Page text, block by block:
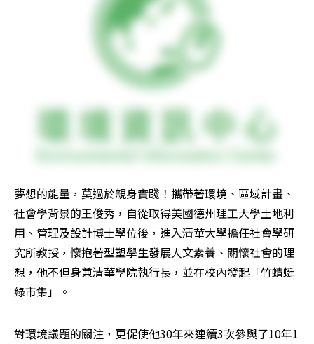
夢想的能量，莫過於親身實踐！攜帶著環境、區域計畫、
社會學背景的王俊秀，自從取得美國德州理工大學土地利
用、管理及設計博士學位後，進入清華大學擔任社會學研
究所教授，懷抱著型塑學生發展人文素養、關懷社會的理
想，他不但身兼清華學院執行長，並在校內發起「竹蜻蜓
綠市集」。
對環境議題的關注，更促使他30年來連續3次參與了10年1